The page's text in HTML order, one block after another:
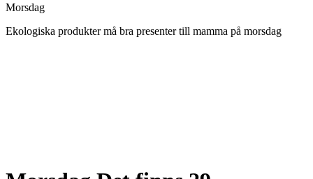
Morsdag
Ekologiska produkter må bra presenter till mamma på morsdag